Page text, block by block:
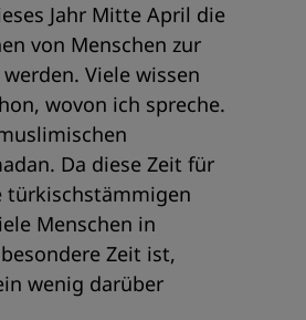
Jahr Mitte April die
von Menschen zur
Viele wissen
wovon ich spreche.
Da diese Zeit für
türkischstämmigen
Menschen in
Zeit ist,
wenig darüber